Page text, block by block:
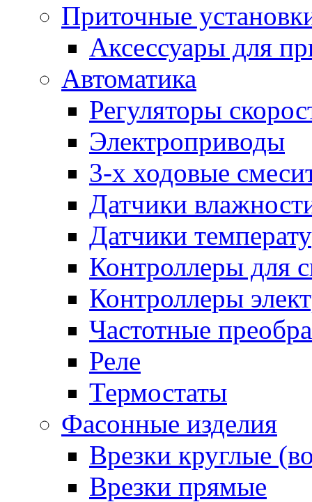
Приточные
Аксессуары для
Автоматика
Регуляторы
Электроприводы
3-х ходовые
Датчики
Датчики
Контроллеры для
Контроллеры
Частотные
Реле
Термостаты
Фасонные изделия
Врезки круглые
Врезки прямые